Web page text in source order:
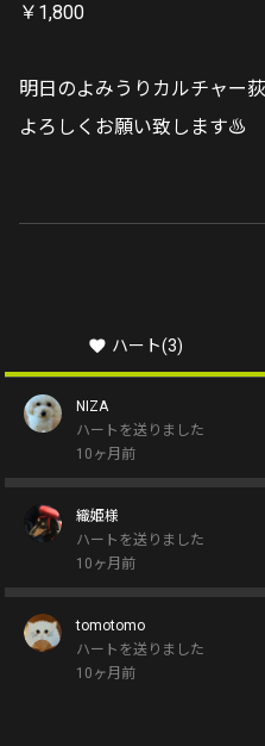
￥1,800
明日のよみうりカルチャー
よろしくお願い致します♨
ハート(3)
NIZA
ハートを送りました
10ヶ月前
織姫様
ハートを送りました
10ヶ月前
tomotomo
ハートを送りました
10ヶ月前